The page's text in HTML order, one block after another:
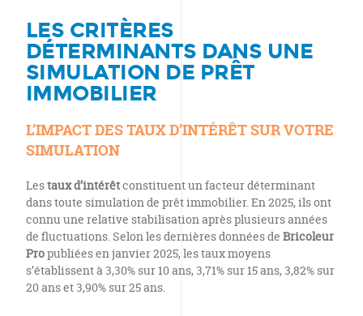
LES CRITÈRES
DÉTERMINANTS DANS UNE
SIMULATION DE PRÊT
IMMOBILIER
L’IMPACT DES TAUX D’INTÉRÊT SUR VOTRE
SIMULATION
Lestaux d’intérêtconstituent un facteur déterminant
dans toute simulation de prêt immobilier. En 2025, ils ont
connu une relative stabilisation après plusieurs années
de fluctuations. Selon les dernières données de Bricoleur
Propubliées en janvier 2025, les taux moyens
s’établissent à 3,30% sur 10 ans, 3,71% sur 15 ans, 3,82% sur
20 ans et 3,90% sur 25 ans.